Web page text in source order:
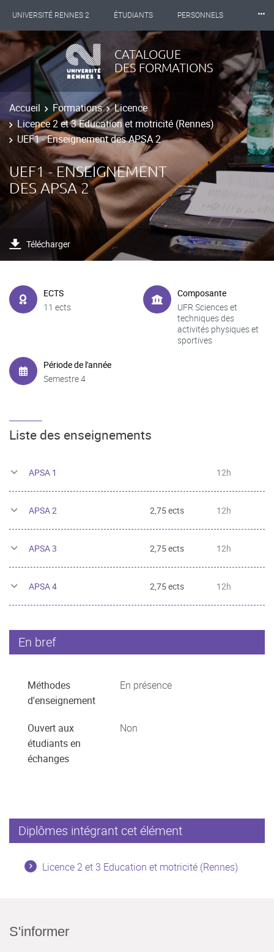
UNIVERSITÉ RENNES 2 ÉTUDIANTS PERSONNELS
INTERNATIONAL PROFESSIONNELS BIBLIOTHÈQUES
LES NOUVELLES DE RENNES 2
⸱⸱⸱
CATALOGUE
DES FORMATIONS
Accueil Formations
Licence
Licence 2 et 3 Education et motricité (Rennes)
UEF1 - Enseignement des APSA 2
UEF1 - ENSEIGNEMENT
DES APSA 2
Télécharger
ECTS
11 ects
Composante
UFR Sciences et
techniques des
activités physiques et
sportives
Période de l'année
Semestre 4
Liste des enseignements
APSA 1 12h
APSA 2 2,75 ects 12h
APSA 3 2,75 ects 12h
APSA 4 2,75 ects 12h
En bref
Méthodes
d'enseignement
En présence
Ouvert aux
étudiants en
échanges
Non
Diplômes intégrant cet élément
Licence 2 et 3 Education et motricité (Rennes)
S'informer